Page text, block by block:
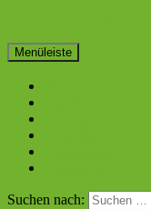
Menüleiste
Suchen nach: